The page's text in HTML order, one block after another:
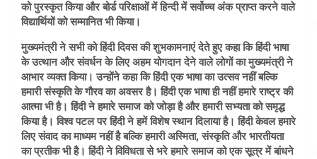
को पुरस्कृत किया और बोर्ड परिक्षाओं में हिन्दी में सर्वोच्च अंक प्राप्त करने वाले
विद्यार्थियों को सम्मानित भी किया।
मुख्यमंत्री ने सभी को हिंदी दिवस की शुभकामनाएं देते हुए कहा कि हिंदी भाषा
के उत्थान और संवर्धन के लिए अहम योगदान देने वाले लोगों का मुख्यमंत्री ने
आभार व्यक्त किया। उन्होंने कहा कि हिंदी एक भाषा का उत्सव नहीं बल्कि
हमारी संस्कृति के गौरव का अवसर है। हिंदी एक भाषा ही नहीं हमारे राष्ट्र की
आत्मा भी है। हिंदी ने हमारे समाज को जोड़ा है और हमारी सभ्यता को समृद्ध
किया है। विश्व पटल पर हिंदी ने हमें विशेष स्थान दिलाया है। हिंदी केवल हमारे
लिए संवाद का माध्यम नहीं है बल्कि हमारी अस्मिता, संस्कृति और भारतीयता
का प्रतीक भी है। हिंदी ने विविधता से भरे हमारे समाज को एक सूत्र में बांधने